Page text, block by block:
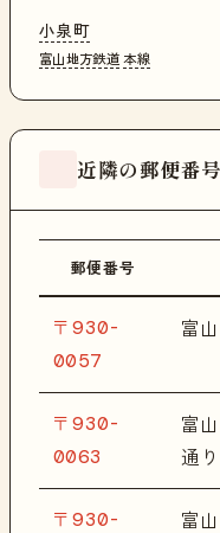
小泉町
富山地方鉄道 本線
近隣の郵便番号
郵便番号
〒930-
0057
富
〒930-
0063
富
通り
〒930- 富